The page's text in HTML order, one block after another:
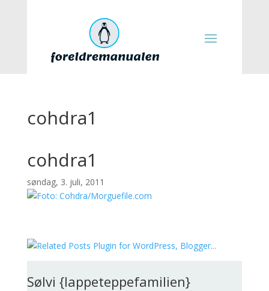
cohdra1
cohdra1
søndag, 3. juli, 2011
Sølvi {lappeteppefamilien}